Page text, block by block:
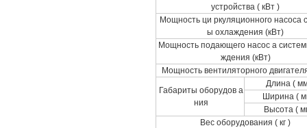
устройства ( кВт )
Мощность ци ркуляционного насоса
ы охлаждения (кВт)
Мощность подающего насос а
ждения (кВт)
Мощность вентиляторного
Габариты оборудов а
ния
Длина (
Ширина (
Высота (
Вес оборудования ( кг )